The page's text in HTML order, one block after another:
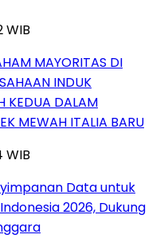
WIB
MAYORITAS DI
INDUK
KEDUA DALAM
MEWAH ITALIA BARU
WIB
Data untuk
2026, Dukung